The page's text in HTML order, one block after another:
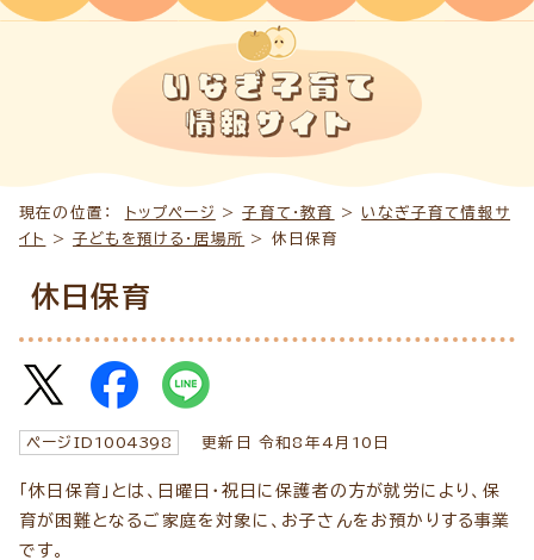
現在の位置： トップページ >子育て・教育 > いなぎ子育て情報サ
イト
>子どもを預ける・居場所 > 休日保育
休日保育
ページID 1004398 更新日 令和8年4月 10 日
「休日保育」とは、日曜日・祝日に保護者の方が就労により、保
育が困難となるご家庭を対象に、お子さんをお預かりする事業
です。